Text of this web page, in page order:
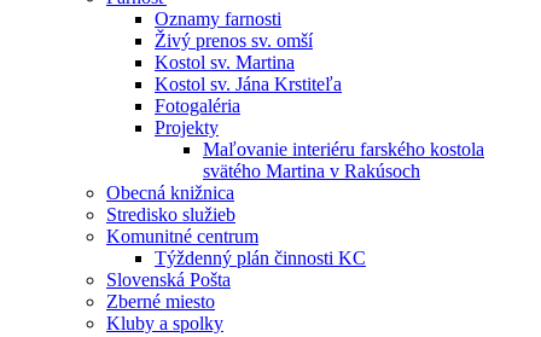
Oznamy farnosti
Živý prenos sv. omší
Kostol sv. Martina
Kostol sv. Jána Krstiteľa
Fotogaléria
Projekty
Maľovanie interiéru farského kostola
svätého Martina v Rakúsoch
Obecná knižnica
Stredisko služieb
Komunitné centrum
Týždenný plán činnosti KC
Slovenská Pošta
Zberné miesto
Kluby a spolky